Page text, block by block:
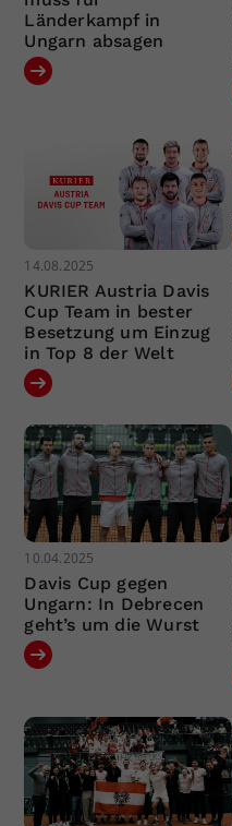
Länderkampf in
Ungarn absagen
14.08.2025
KURIER Austria Davis
Cup Team in bester
Besetzung um Einzug
in Top 8 der Welt
10.04.2025
Davis Cup gegen
Ungarn: In Debrecen
geht’s um die Wurst